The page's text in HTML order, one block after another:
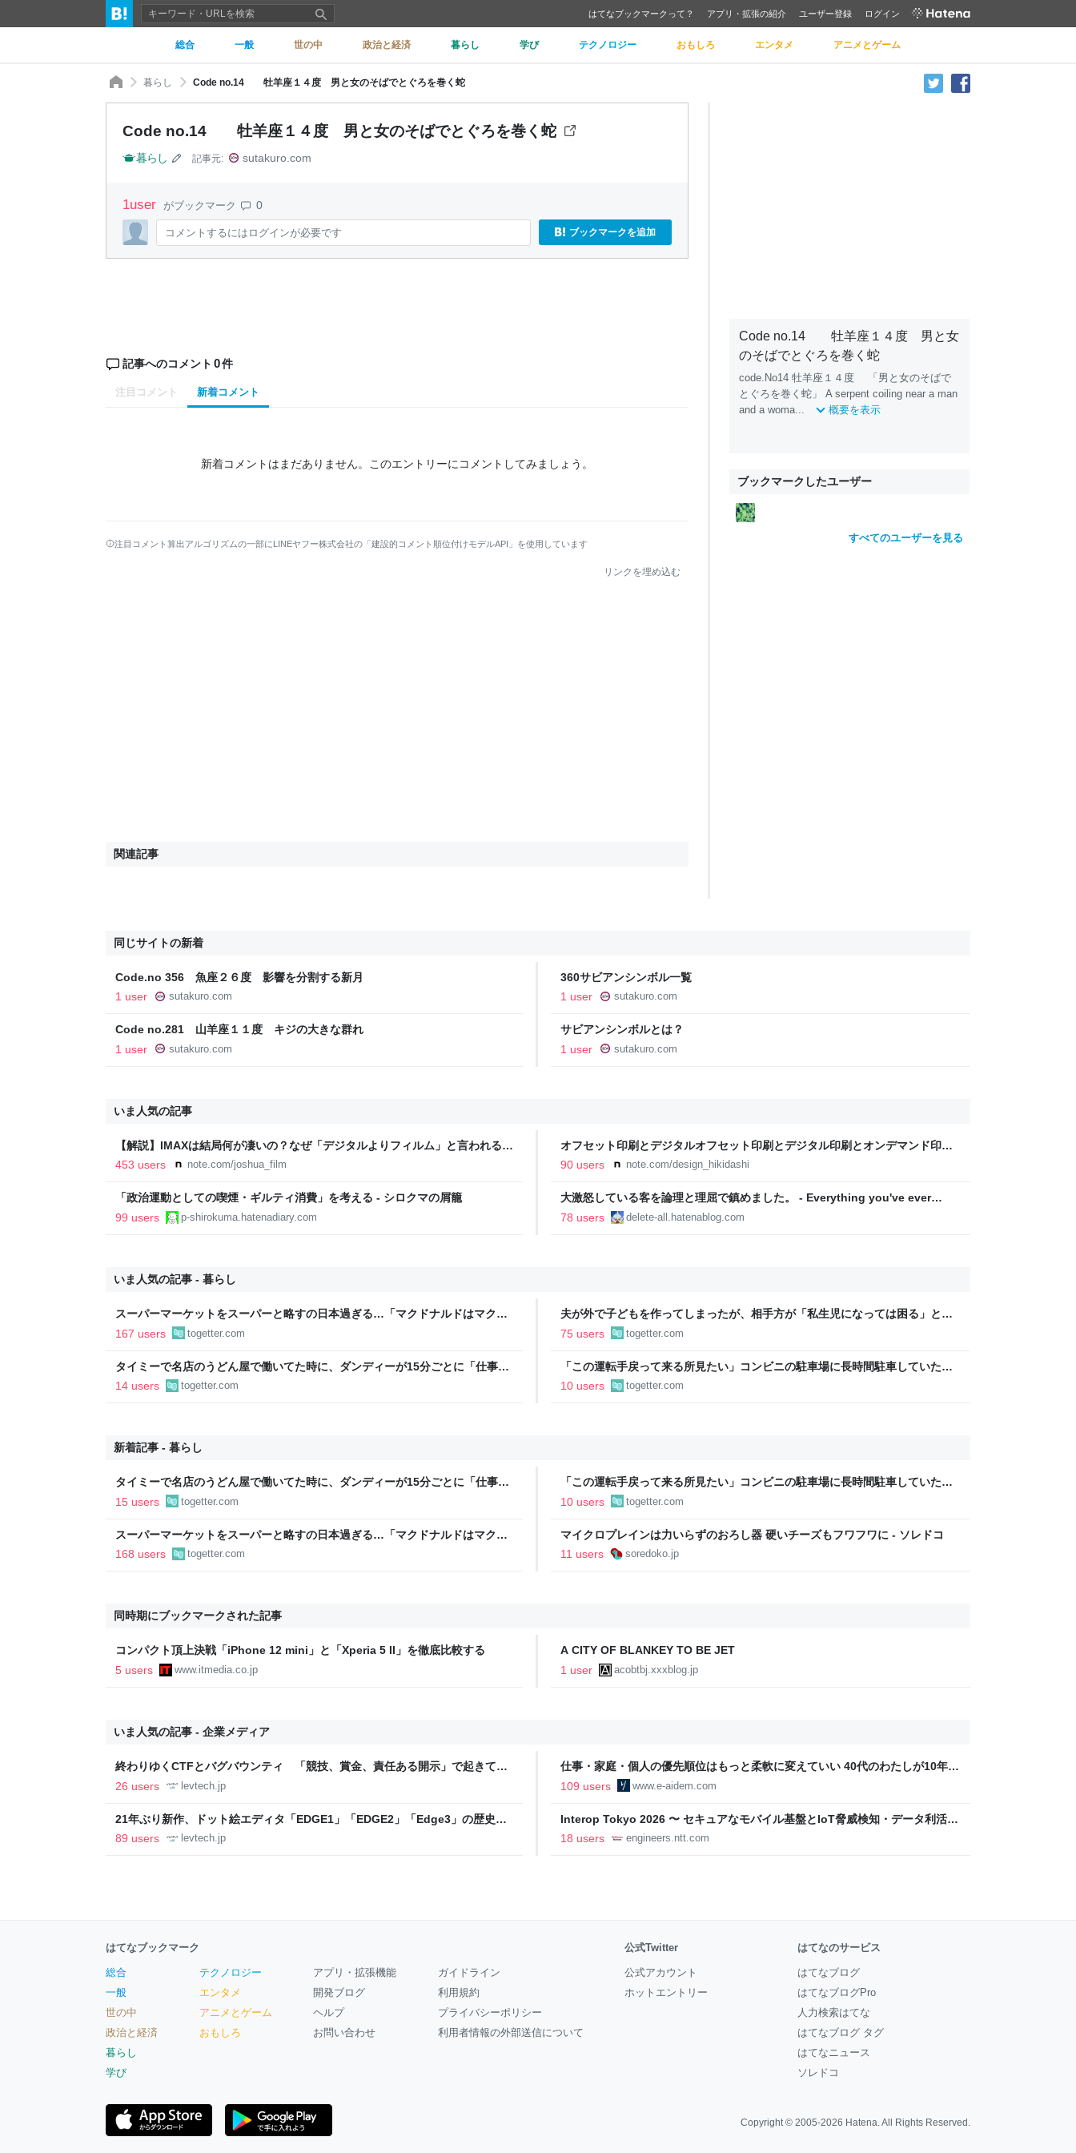
はてなブックマークって？ アプリ・拡張の紹介 ユーザー登録 ログイン
総合 一般 世の中 政治と経済 暮らし 学び テクノロジー おもしろ エンタメ アニメとゲーム
暮らし Code no.14 牡羊座１４度 男と女のそばでとぐろを巻く蛇
Code no.14 牡羊座１４度 男と女のそばでとぐろを巻く蛇
暮らし 記事元: sutakuro.com
1user がブックマーク 0
コメントするにはログインが必要です ブックマークを追加
記事へのコメント 0件
注目コメント 新着コメント
新着コメントはまだありません。 このエントリーにコメントしてみましょう。
注目コメント算出アルゴリズムの一部にLINEヤフー株式会社の「建設的コメント順位付けモデルAPI」を使用しています
リンクを埋め込む
関連記事
Code no.14 牡羊座１４度 男と女
のそばでとぐろを巻く蛇
code.No14 牡羊座１４度 「男と女のそばで
とぐろを巻く蛇」 A serpent coiling near a man
and a woma...
概要を表示
ブックマークしたユーザー
すべてのユーザーを見る
同じサイトの新着
Code.no 356 魚座２６度 影響を分割する新月
1 user
sutakuro.com
360サビアンシンボル一覧
1 user
sutakuro.com
Code no.281 山羊座１１度 キジの大きな群れ
1 user
sutakuro.com
サビアンシンボルとは？
1 user
sutakuro.com
いま人気の記事
【解説】IMAXは結局何が凄いの？なぜ「デジタルよりフィルム」と言われるの
か？｜Joshua Connolly
453 users note.com/joshua_film
オフセット印刷とデジタルオフセット印刷とデジタル印刷とオンデマンド印刷
と。｜デザインのひきだし 津田淳子
90 users note.com/design_hikidashi
「政治運動としての喫煙・ギルティ消費」を考える - シロクマの屑籠
99 users
p-shirokuma.hatenadiary.com
大激怒している客を論理と理屈で鎮めました。 - Everything you've ever
Dreamed
78 users delete-all.hatenablog.com
いま人気の記事 - 暮らし
スーパーマーケットをスーパーと略すの日本過ぎる…「マクドナルドはマクド
であるべき」「海外でもある」など
167 users togetter.com
夫が外で子どもを作ってしまったが、相手方が「私生児になっては困る」とお
金を包んで頭を下げに来ても応じず、晩年まで離婚に応じなかった親戚の話
75 users togetter.com
タイミーで名店のうどん屋で働いてた時に、ダンディーが15分ごとに「仕事お
せえなあ0.5秒で一皿洗えねーと金払わねーぞw」「存在がうぜえんだよ早く消
えろ」と耳元に囁いてきた話
14 users togetter.com
「この運転手戻って来る所見たい」コンビニの駐車場に長時間駐車していた車
が御札で封印するようにベタベタと注意書きを貼られていた話
10 users togetter.com
新着記事 - 暮らし
タイミーで名店のうどん屋で働いてた時に、ダンディーが15分ごとに「仕事お
せえなあ0.5秒で一皿洗えねーと金払わねーぞw」「存在がうぜえんだよ早く消
15 users togetter.com
「この運転手戻って来る所見たい」コンビニの駐車場に長時間駐車していた車
が御札で封印するようにベタベタと注意書きを貼られていた話
10 users togetter.com
スーパーマーケットをスーパーと略すの日本過ぎる…「マクドナルドはマクド
であるべき」「海外でもある」など
168 users togetter.com
マイクロプレインは力いらずのおろし器 硬いチーズもフワフワに - ソレドコ
11 users
soredoko.jp
同時期にブックマークされた記事
コンパクト頂上決戦「iPhone 12 mini」と「Xperia 5 II」を徹底比較する
5 users
www.itmedia.co.jp
A CITY OF BLANKEY TO BE JET
1 user
acobtbj.xxxblog.jp
いま人気の記事 - 企業メディア
終わりゆくCTFとバグバウンティ 「競技、賞金、責任ある開示」で起きてい
ること【フォーカス】 - レバテックLAB
26 users levtech.jp
仕事・家庭・個人の優先順位はもっと柔軟に変えていい 40代のわたしが10年後
の自分に伝えたいこと - りっすん by イーアイデム
109 users www.e-aidem.com
21年ぶり新作、ドット絵エディタ「EDGE1」「EDGE2」「Edge3」の歴史に
ついて作者に聞く【フォーカス】 - レバテックLAB
89 users levtech.jp
Interop Tokyo 2026 〜 セキュアなモバイル基盤とIoT脅威検知・データ利活用
への取り組み 〜 - NTT docomo Business Engineers' Blog
18 users engineers.ntt.com
はてなブックマーク
総合
一般
世の中
政治と経済
暮らし
学び
テクノロジー
エンタメ
アニメとゲーム
おもしろ
アプリ・拡張機能
開発ブログ
ヘルプ
お問い合わせ
ガイドライン
利用規約
プライバシーポリシー
利用者情報の外部送信について
公式Twitter
公式アカウント
ホットエントリー
はてなのサービス
はてなブログ
はてなブログPro
人力検索はてな
はてなブログ タグ
はてなニュース
ソレドコ
Copyright © 2005-2026 Hatena. All Rights Reserved.